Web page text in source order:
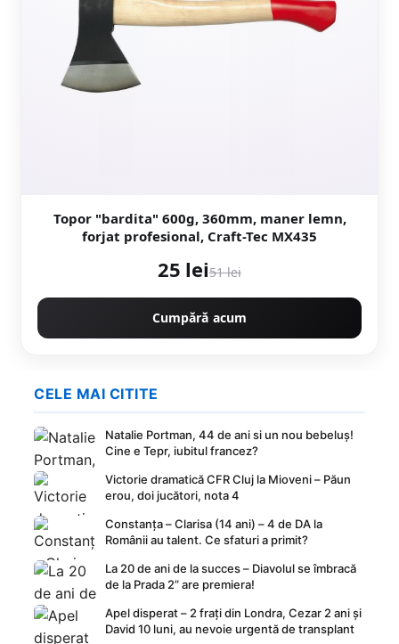
Topor "bardita" 600g, 360mm, maner lemn,
forjat profesional, Craft-Tec MX435
25 lei51 lei
Cumpără acum
CELE MAI CITITE
Natalie Portman, 44 de ani si un nou bebeluș!
Cine e Tepr, iubitul francez?
Victorie dramatică CFR Cluj la Mioveni – Păun
erou, doi jucători, nota 4
Constanța – Clarisa (14 ani) – 4 de DA la
Românii au talent. Ce sfaturi a primit?
La 20 de ani de la succes – Diavolul se îmbracă
de la Prada 2” are premiera!
Apel disperat – 2 frați din Londra, Cezar 2 ani și
David 10 luni, au nevoie urgentă de transplant